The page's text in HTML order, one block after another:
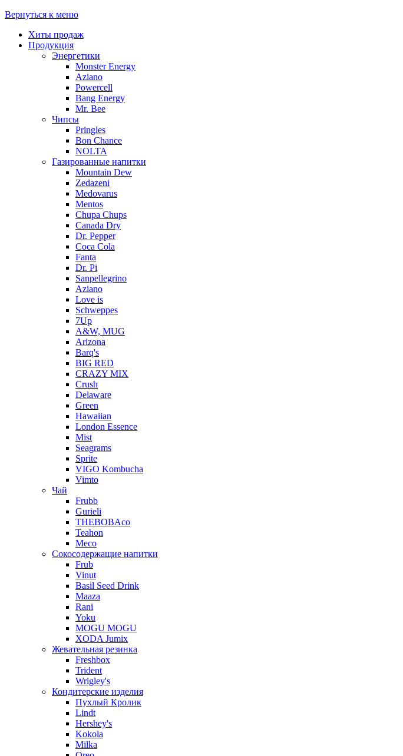
Вернуться к меню
Хиты продаж
Продукция
Энергетики
Monster Energy
Aziano
Powercell
Bang Energy
Mr. Bee
Чипсы
Pringles
Bon Chance
NOLTA
Газированные напитки
Mountain Dew
Zedazeni
Medovarus
Mentos
Chupa Chups
Canada Dry
Dr. Pepper
Coca Cola
Fanta
Dr. Pi
Sanpellegrino
Aziano
Love is
Schweppes
7Up
A&W, MUG
Arizona
Barq's
BIG RED
CRAZY MIX
Crush
Delaware
Green
Hawaiian
London Essence
Mist
Seagrams
Sprite
VIGO Kombucha
Vimto
Чай
Frubb
Gurieli
THEBOBAco
Teahon
Meco
Сокосодержащие напитки
Frub
Vinut
Basil Seed Drink
Maaza
Rani
Yoku
MOGU MOGU
XODA Jumix
Жевательная резинка
Freshbox
Trident
Wrigley's
Кондитерские изделия
Пухлый Кролик
Lindt
Hershey's
Kokola
Milka